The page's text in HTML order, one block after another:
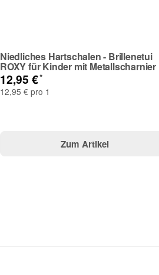
Niedliches Hartschalen - Brillenetui
ROXY für Kinder mit Metallscharnier
12,95 €*
12,95 € pro 1
Zum Artikel